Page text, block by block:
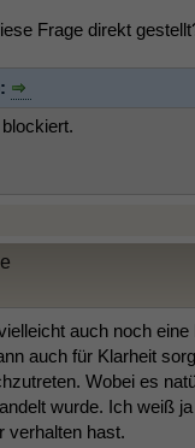
Frage direkt
auch noch
auch für Klarheit
Wobei es
wurde. Ich weiß
verhalten hast.